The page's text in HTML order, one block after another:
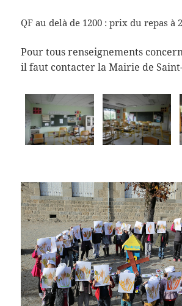
QF au delà de 1200 : prix du repas à
Pour tous renseignements
il faut contacter la Mairie de Saint